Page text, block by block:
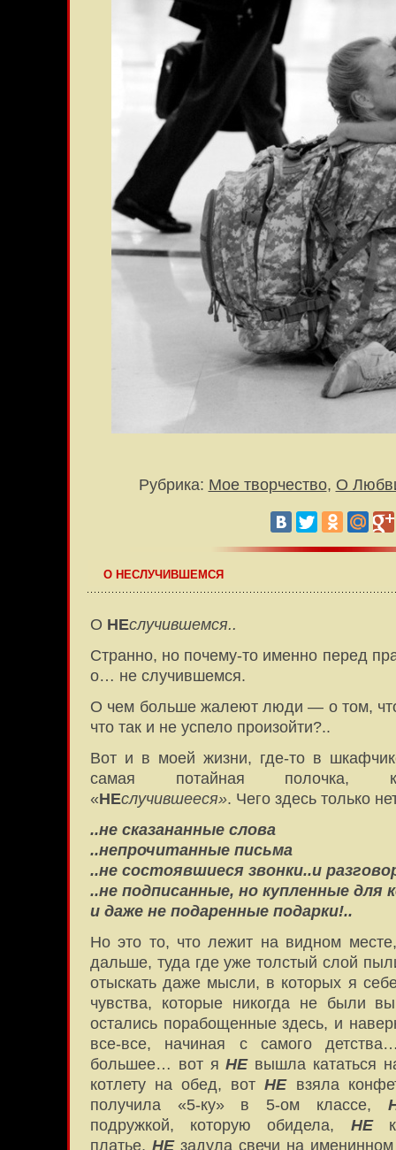
Рубрика: Мое творчество, О
О НЕСЛУЧИВШЕМСЯ
О НЕслучившемся..
Странно, но почему-то именно перед
о… не случившемся.
О чем больше жалеют люди — о том,
что так и не успело произойти?..
Вот и в моей жизни, где-то в
самая потайная полочка,
«НЕслучившееся». Чего здесь только
..не сказананные слова
..непрочитанные письма
..не состоявшиеся звонки..и
..не подписанные, но купленные
и даже не подаренные подарки!..
Но это то, что лежит на видном
дальше, туда где уже толстый слой
отыскать даже мысли, в которых я
чувства, которые никогда не были
остались порабощенные здесь, и
все-все, начиная с самого
большее… вот яНЕвышла кататься
котлету на обед, вотНЕвзяла
получила «5-ку» в 5-ом классе,
подружкой, которую обидела, НЕ
платье, НЕзадула свечи на